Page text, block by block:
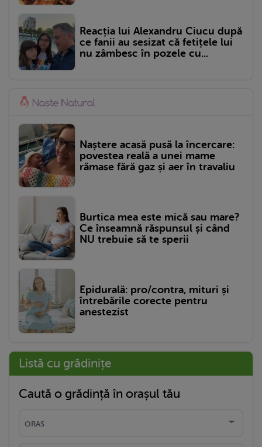
Reacția lui Alexandru Ciucu după
ce fanii au sesizat că fetițele lui
nu zâmbesc în pozele cu...
Naștere acasă pusă la încercare:
povestea reală a unei mame
rămase fără gaz și aer în travaliu
Burtica mea este mică sau mare?
Ce înseamnă răspunsul și când
NU trebuie să te sperii
Epidurală: pro/contra, mituri și
întrebările corecte pentru
anestezist
Listă cu grădinițe
Caută o grădință în orașul tău